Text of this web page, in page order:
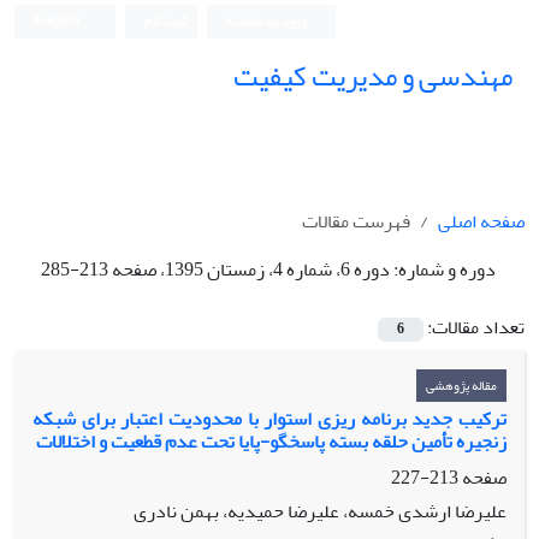
مهندسی و مدیریت کیفیت
صفحه اصلی
فهرست مقالات
دوره و شماره:دوره 6، شماره 4، زمستان 1395، صفحه 213-285
تعداد مقالات:
6
مقاله پژوهشی
ترکیب جدید برنامه ریزی استوار با محدودیت اعتبار برای شبکه
زنجیره تأمین حلقه بسته پاسخگو-پایا تحت عدم قطعیت و اختلالات
صفحه213-227
علیرضا ارشدی خمسه، علیرضا حمیدیه، بهمن نادری